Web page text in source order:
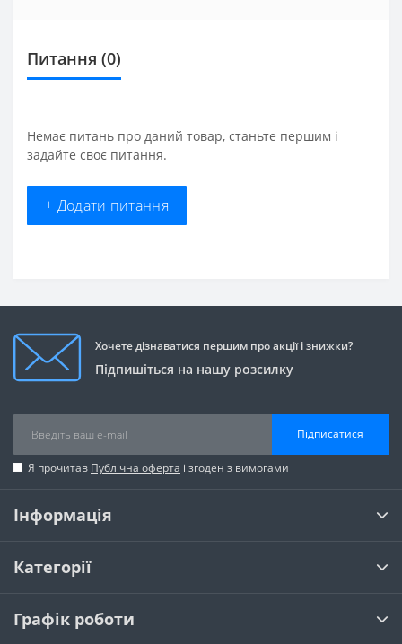
Питання (0)
Немає питань про даний товар, станьте першим і
задайте своє питання.
+ Додати питання
Хочете дізнаватися першим про акції і знижки?
Підпишіться на нашу розсилку
Підписатися
Я прочитав Публічна оферта і згоден з вимогами
Інформація
Категорії
Графік роботи